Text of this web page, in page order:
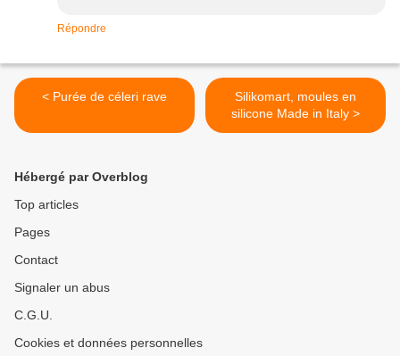
Répondre
< Purée de céleri rave
Silikomart, moules en
silicone Made in Italy >
Hébergé par Overblog
Top articles
Pages
Contact
Signaler un abus
C.G.U.
Cookies et données personnelles